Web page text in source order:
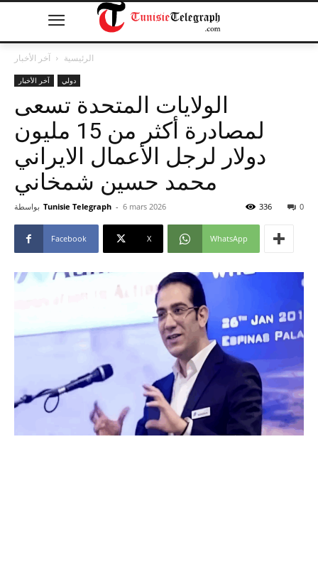
الرئيسية آخر الأخبار
آخر الأخبار دولي
الولايات المتحدة تسعى
لمصادرة أكثر من 15 مليون
دولار لرجل الأعمال الايراني
محمد حسين شمخاني
بواسطة Tunisie Telegraph - 6 mars 2026 0
336
Facebook X WhatsApp